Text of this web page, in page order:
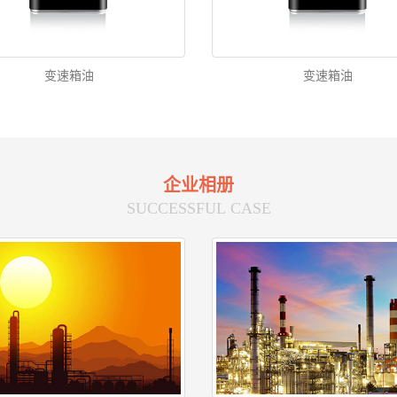
变速箱油 变速箱油
企业相册
SUCCESSFUL CASE